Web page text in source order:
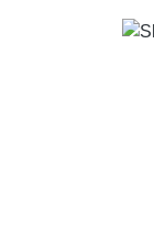
Bildergalerie